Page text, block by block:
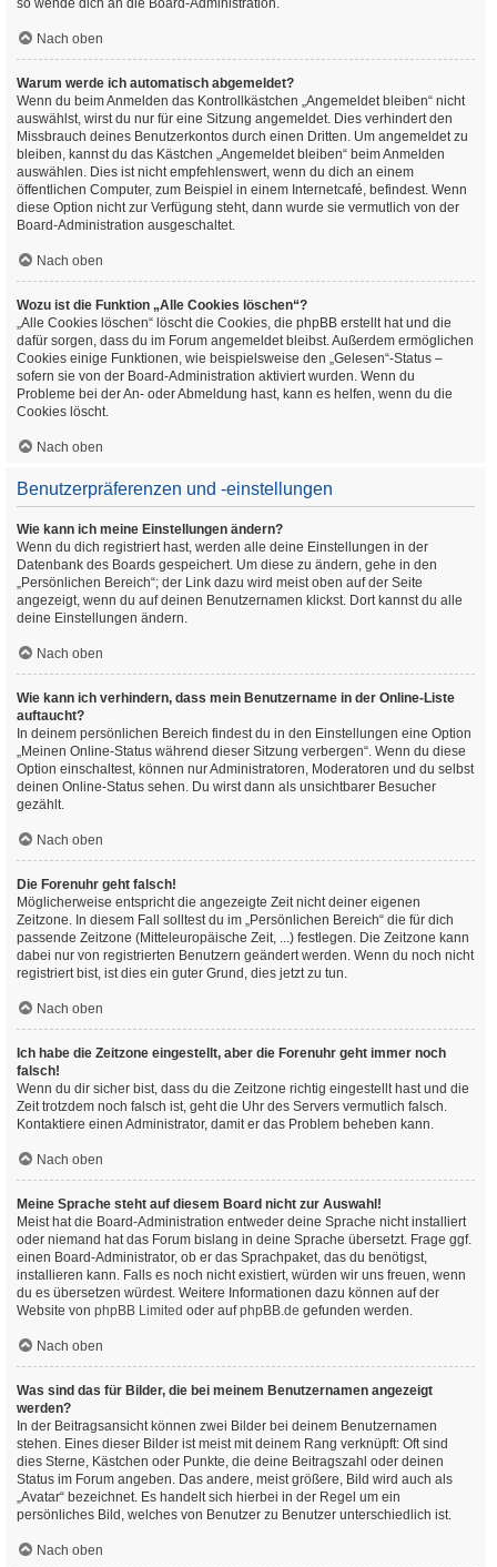
so wende dich an die Board-Administration.
Nach oben
Warum werde ich automatisch abgemeldet?
Wenn du beim Anmelden das Kontrollkästchen „Angemeldet bleiben“ nicht
auswählst, wirst du nur für eine Sitzung angemeldet. Dies verhindert den
Missbrauch deines Benutzerkontos durch einen Dritten. Um angemeldet zu
bleiben, kannst du das Kästchen „Angemeldet bleiben“ beim Anmelden
auswählen. Dies ist nicht empfehlenswert, wenn du dich an einem
öffentlichen Computer, zum Beispiel in einem Internetcafé, befindest. Wenn
diese Option nicht zur Verfügung steht, dann wurde sie vermutlich von der
Board-Administration ausgeschaltet.
Nach oben
Wozu ist die Funktion „Alle Cookies löschen“?
„Alle Cookies löschen“ löscht die Cookies, die phpBB erstellt hat und die
dafür sorgen, dass du im Forum angemeldet bleibst. Außerdem ermöglichen
Cookies einige Funktionen, wie beispielsweise den „Gelesen“-Status –
sofern sie von der Board-Administration aktiviert wurden. Wenn du
Probleme bei der An- oder Abmeldung hast, kann es helfen, wenn du die
Cookies löscht.
Nach oben
Benutzerpräferenzen und -einstellungen
Wie kann ich meine Einstellungen ändern?
Wenn du dich registriert hast, werden alle deine Einstellungen in der
Datenbank des Boards gespeichert. Um diese zu ändern, gehe in den
„Persönlichen Bereich“; der Link dazu wird meist oben auf der Seite
angezeigt, wenn du auf deinen Benutzernamen klickst. Dort kannst du alle
deine Einstellungen ändern.
Nach oben
Wie kann ich verhindern, dass mein Benutzername in der Online-Liste
auftaucht?
In deinem persönlichen Bereich findest du in den Einstellungen eine Option
„Meinen Online-Status während dieser Sitzung verbergen“. Wenn du diese
Option einschaltest, können nur Administratoren, Moderatoren und du selbst
deinen Online-Status sehen. Du wirst dann als unsichtbarer Besucher
gezählt.
Nach oben
Die Forenuhr geht falsch!
Möglicherweise entspricht die angezeigte Zeit nicht deiner eigenen
Zeitzone. In diesem Fall solltest du im „Persönlichen Bereich“ die für dich
passende Zeitzone (Mitteleuropäische Zeit, ...) festlegen. Die Zeitzone kann
dabei nur von registrierten Benutzern geändert werden. Wenn du noch nicht
registriert bist, ist dies ein guter Grund, dies jetzt zu tun.
Nach oben
Ich habe die Zeitzone eingestellt, aber die Forenuhr geht immer noch
falsch!
Wenn du dir sicher bist, dass du die Zeitzone richtig eingestellt hast und die
Zeit trotzdem noch falsch ist, geht die Uhr des Servers vermutlich falsch.
Kontaktiere einen Administrator, damit er das Problem beheben kann.
Nach oben
Meine Sprache steht auf diesem Board nicht zur Auswahl!
Meist hat die Board-Administration entweder deine Sprache nicht installiert
oder niemand hat das Forum bislang in deine Sprache übersetzt. Frage ggf.
einen Board-Administrator, ob er das Sprachpaket, das du benötigst,
installieren kann. Falls es noch nicht existiert, würden wir uns freuen, wenn
du es übersetzen würdest. Weitere Informationen dazu können auf der
Website von phpBB Limited oder aufphpBB.de gefunden werden.
Nach oben
Was sind das für Bilder, die bei meinem Benutzernamen angezeigt
werden?
In der Beitragsansicht können zwei Bilder bei deinem Benutzernamen
stehen. Eines dieser Bilder ist meist mit deinem Rang verknüpft: Oft sind
dies Sterne, Kästchen oder Punkte, die deine Beitragszahl oder deinen
Status im Forum angeben. Das andere, meist größere, Bild wird auch als
„Avatar“ bezeichnet. Es handelt sich hierbei in der Regel um ein
persönliches Bild, welches von Benutzer zu Benutzer unterschiedlich ist.
Nach oben